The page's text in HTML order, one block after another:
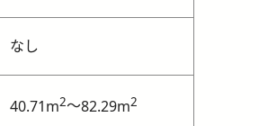
なし
40.71m2～82.29m2